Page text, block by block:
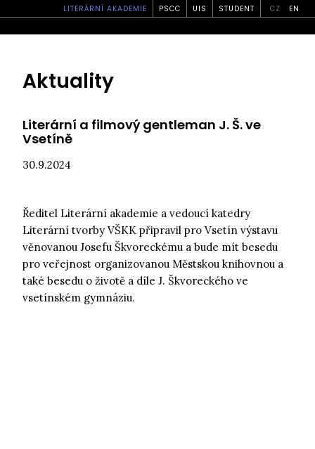
LITERÁRNÍ AKADEMIE PSCC UIS STUDENT CZ EN
Aktuality
Literární a filmový gentleman J. Š. ve
Vsetíně
30.9.2024
Ředitel Literární akademie a vedoucí katedry
Literární tvorby VŠKK připravil pro Vsetín výstavu
věnovanou Josefu Škvoreckému a bude mít besedu
pro veřejnost organizovanou Městskou knihovnou a
také besedu o životě a díle J. Škvoreckého ve
vsetínském gymnáziu.